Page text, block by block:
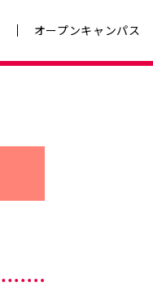
オープンキャンパス